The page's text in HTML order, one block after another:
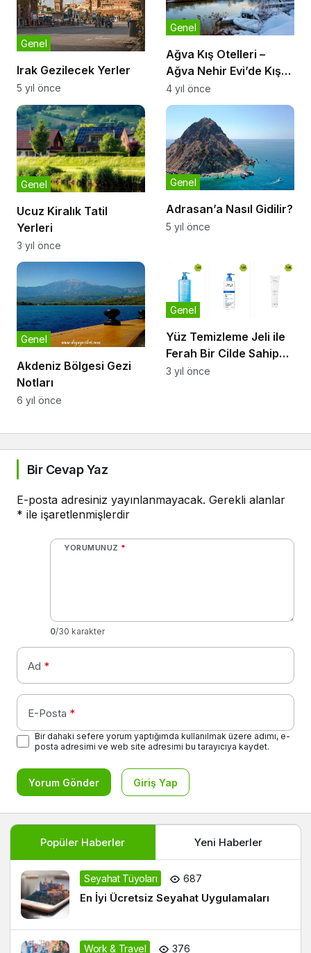
Irak Gezilecek Yerler
Genel
5 yıl önce
Ağva Kış Otelleri –
Ağva Nehir Evi’de Kış
Tatili
Genel
4 yıl önce
Ucuz Kiralık Tatil
Yerleri
Genel
3 yıl önce
Adrasan’a Nasıl Gidilir?
Genel
5 yıl önce
Akdeniz Bölgesi Gezi
Notları
Genel
6 yıl önce
Yüz Temizleme Jeli ile
Ferah Bir Cilde Sahip
Olun
Genel
3 yıl önce
Bir Cevap Yaz
E-posta adresiniz yayınlanmayacak. Gerekli alanlar
* ile işaretlenmişlerdir
YORUMUNUZ *
0/30 karakter
Ad *
E-Posta *
Bir dahaki sefere yorum yaptığımda kullanılmak üzere adımı, e-
posta adresimi ve web site adresimi bu tarayıcıya kaydet.
Yorum Gönder Giriş Yap
Popüler Haberler Yeni Haberler
Seyahat Tüyoları 687
En İyi Ücretsiz Seyahat Uygulamaları
Work & Travel 376